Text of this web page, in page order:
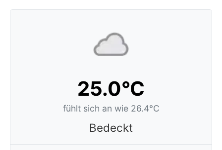
25.0°C
fühlt sich an wie 26.4°C
Bedeckt